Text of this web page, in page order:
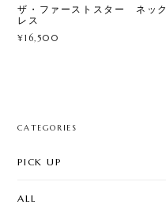
ザ・ファーストスター ネック
レス
¥16,500
CATEGORIES
PICK UP
ALL